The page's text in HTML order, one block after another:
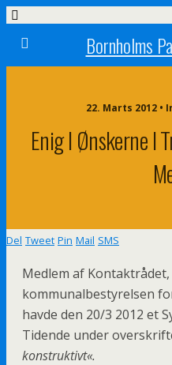
Bornholms
22. Marts 2012
Enig I Ønskerne I
Del Tweet Pin Mail SMS
Medlem af
kommunalbestyrelsen
havde den 20/3 2012 et
Tidende under
konstruktivt«.